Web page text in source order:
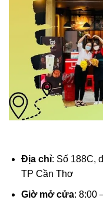
Địa chỉ: Số 188C,
TP Cần Thơ
Giờ mở cửa: 8:00